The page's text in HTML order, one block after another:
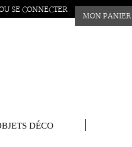
SE CONNECTER
MON PANIER
DÉCO